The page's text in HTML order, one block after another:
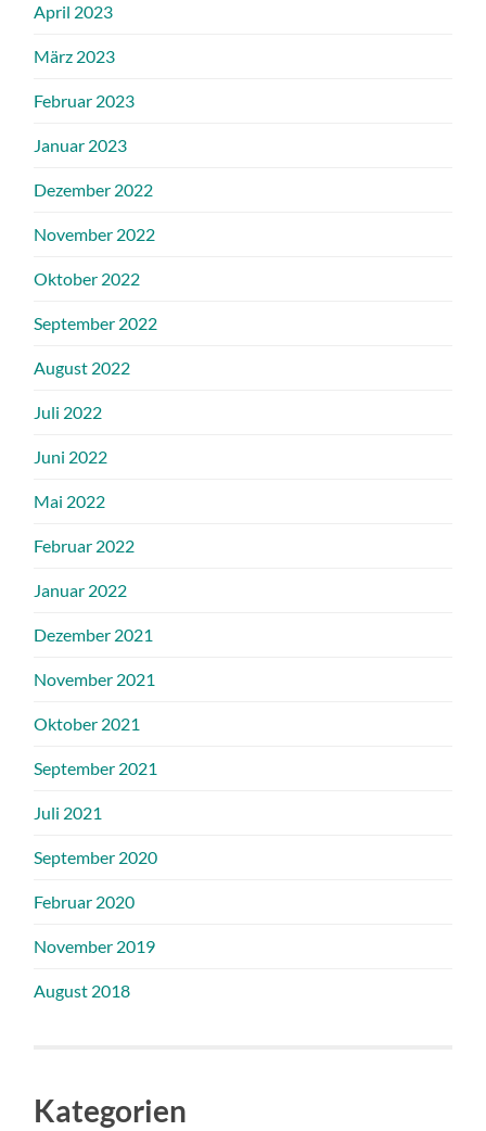
April 2023
März 2023
Februar 2023
Januar 2023
Dezember 2022
November 2022
Oktober 2022
September 2022
August 2022
Juli 2022
Juni 2022
Mai 2022
Februar 2022
Januar 2022
Dezember 2021
November 2021
Oktober 2021
September 2021
Juli 2021
September 2020
Februar 2020
November 2019
August 2018
Kategorien